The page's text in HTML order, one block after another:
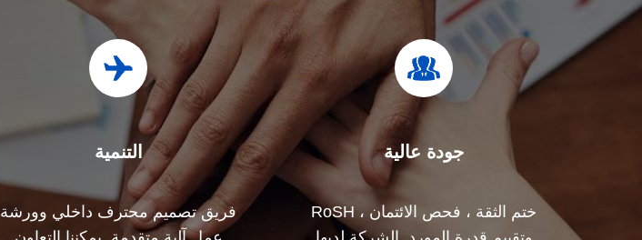
جودة عالية
ختم الثقة ، فحص الائتمان ، RoSH
التنمية
فريق تصميم محترف داخلي وورشة